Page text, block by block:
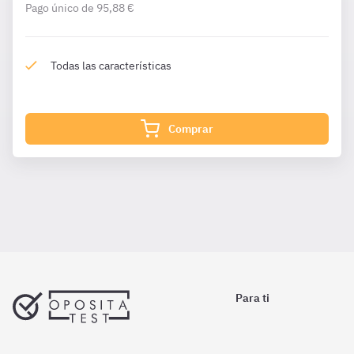
Pago único de 95,88 €
Todas las características
Comprar
Para ti